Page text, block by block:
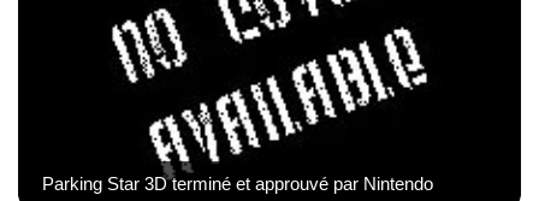
Parking Star 3D terminé et approuvé par Nintendo